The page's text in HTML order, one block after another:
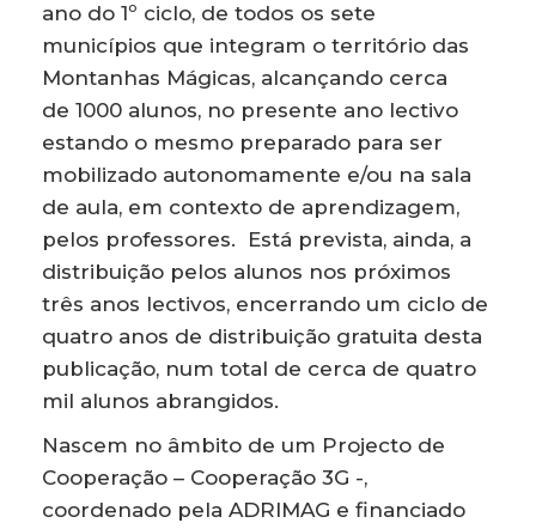
ano do 1º ciclo, de todos os sete
municípios que integram o território das
Montanhas Mágicas, alcançando cerca
de 1000 alunos, no presente ano lectivo
estando o mesmo preparado para ser
mobilizado autonomamente e/ou na sala
de aula, em contexto de aprendizagem,
pelos professores. Está prevista, ainda, a
distribuição pelos alunos nos próximos
três anos lectivos, encerrando um ciclo de
quatro anos de distribuição gratuita desta
publicação, num total de cerca de quatro
mil alunos abrangidos.
Nascem no âmbito de um Projecto de
Cooperação – Cooperação 3G -,
coordenado pela ADRIMAG e financiado